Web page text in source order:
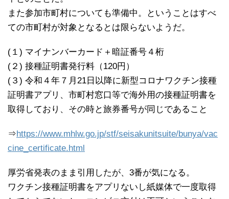
また参加市町村についても準備中。ということはすべ
ての市町村が対象となるとは限らないようだ。
(１) マイナンバーカード＋暗証番号４桁
(２) 接種証明書発行料（120円）
(３) 令和４年７月21日以降に新型コロナワクチン接種
証明書アプリ、市町村窓口等で海外用の接種証明書を
取得しており、その時と旅券番号が同じであること
⇒https://www.mhlw.go.jp/stf/seisakunitsuite/bunya/vac
cine_certificate.html
厚労省発表のまま引用したが、3番が気になる。
ワクチン接種証明書をアプリないし紙媒体で一度取得